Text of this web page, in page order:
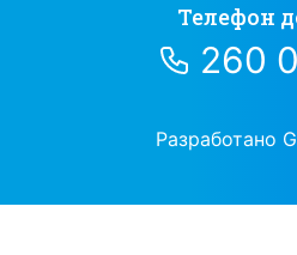
Телефон
260
Разработано